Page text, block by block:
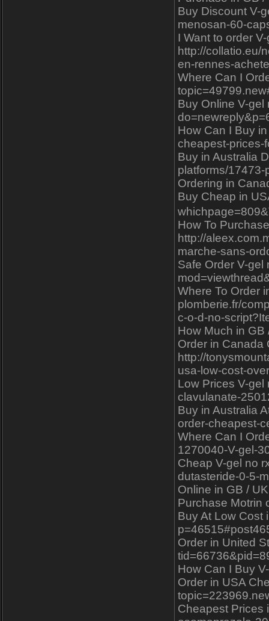
Buy Discount V-
menosan-60-
I Want to order
http://collatio.eu/
en-rennes-
Where Can I
Buy Online V-
How Can I Buy
cheapest-prices-
Buy in Australia
platforms/
Ordering in
Buy Cheap in
How To
http://
marche-sans-
Safe Order V-
Where To Order
plomberie.fr/
c-o-d-no-
How Much in GB
Order in Canada
http://
usa-low-cost-
Low Prices V-
clavulanate-
Buy in Australia
order-cheapest-
Where Can I
1270040-V-gel-
Cheap V-gel no
dutasteride-0-5-
Online in GB /
Purchase Motrin
Buy At Low Cost
Order in United
How Can I Buy
Order in USA
Cheapest Prices